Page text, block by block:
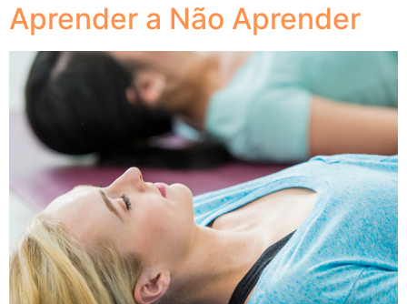
Aprender a Não Aprender